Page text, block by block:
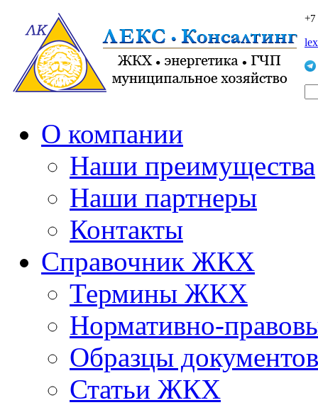
О компании
Наши преимущества
Наши партнеры
Контакты
Справочник ЖКХ
Термины ЖКХ
Нормативно-
Образцы документов
Статьи ЖКХ